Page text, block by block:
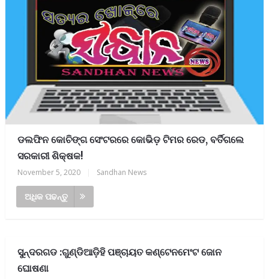
ଡଲଫିନ କୋଚିଙ୍ଗ ସେଂଟରରେ କୋଭିଡ଼ ଟିମର ରେଡ, ବର୍ତିଗଲେ
ସରକାରୀ ଶିକ୍ଷକ!
November 5, 2020 Sandhan News
ଅଧିକ ପଢନ୍ତୁ
ସୁନ୍ଦରଗଡ :ଗୁଣ୍ଡିଆଡ଼ିହି ପଞ୍ଚାୟତ କଣ୍ଟେନମେଂଟ ଜୋନ
ଘୋଷଣା